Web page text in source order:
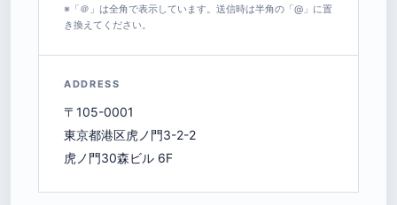
※「＠」は全角で表示しています。送信時は半角の「@」に置
き換えてください。
ADDRESS
〒105-0001
東京都港区虎ノ門3-2-2
虎ノ門30森ビル 6F